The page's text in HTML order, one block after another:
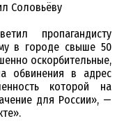
Соловьёву
пропагандисту
в городе свыше 50
оскорбительные,
обвинения в адрес
которой на
для России», —